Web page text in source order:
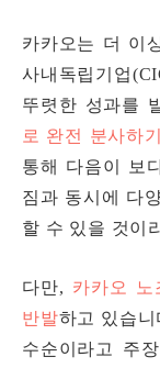
카카오는 더 이
사내독립기업
뚜렷한 성과를
로 완전 분사하
통해 다음이 보
짐과 동시에 다
할 수 있을 것이
다만, 카카오 노
반발하고 있습
수순이라고 주